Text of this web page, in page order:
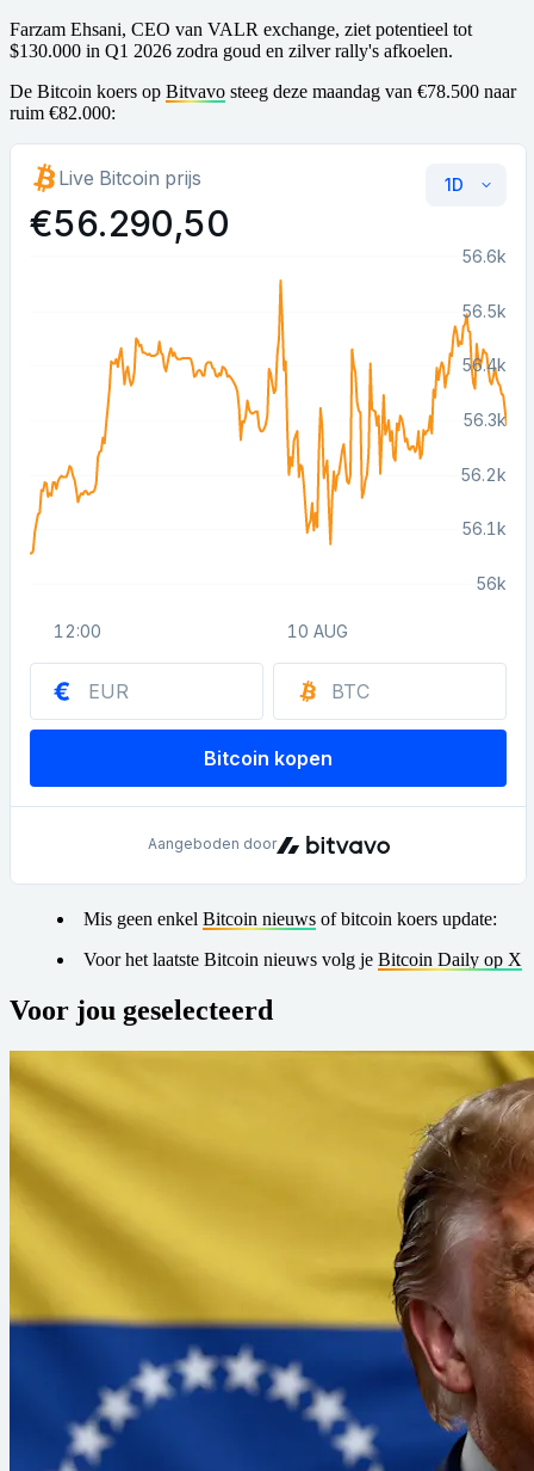
Farzam Ehsani, CEO van VALR exchange, ziet potentieel tot
$130.000 in Q1 2026 zodra goud en zilver rally's afkoelen.
De Bitcoin koers op Bitvavo steeg deze maandag van €78.500 naar
ruim €82.000:
Mis geen enkel Bitcoin nieuws of bitcoin koers update:
Voor het laatste Bitcoin nieuws volg je Bitcoin Daily op X
Voor jou geselecteerd